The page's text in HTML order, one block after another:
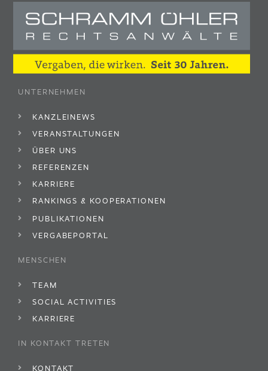
UNTERNEHMEN
KANZLEINEWS
VERANSTALTUNGEN
ÜBER UNS
REFERENZEN
KARRIERE
RANKINGS & KOOPERATIONEN
PUBLIKATIONEN
VERGABEPORTAL
MENSCHEN
TEAM
SOCIAL ACTIVITIES
KARRIERE
IN KONTAKT TRETEN
KONTAKT